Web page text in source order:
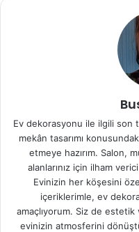
Ev dekorasyonu ile ilgili
mekân tasarımı
etmeye hazırım. Salon,
alanlarınız için ilham
Evinizin her köşesini
içeriklerimle, ev
amaçlıyorum. Siz de
evinizin atmosferini